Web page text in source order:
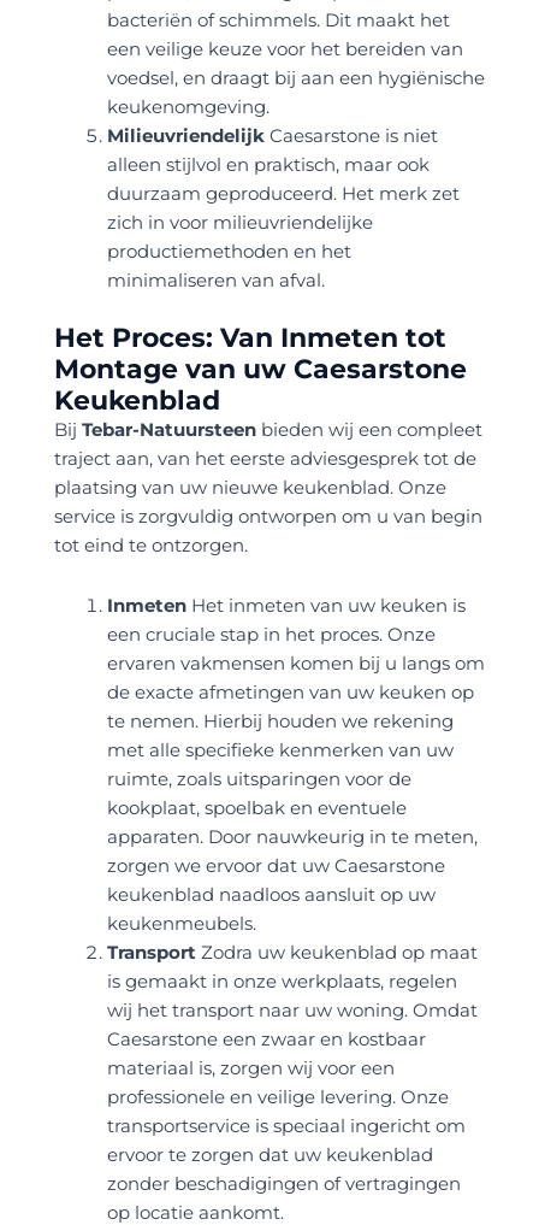
bacteriën of schimmels. Dit maakt het
een veilige keuze voor het bereiden van
voedsel, en draagt bij aan een hygiënische
keukenomgeving.
MilieuvriendelijkCaesarstone is niet
alleen stijlvol en praktisch, maar ook
duurzaam geproduceerd. Het merk zet
zich in voor milieuvriendelijke
productiemethoden en het
minimaliseren van afval.
Het Proces: Van Inmeten tot
Montage van uw Caesarstone
Keukenblad
Bij Tebar-Natuursteen bieden wij een compleet
traject aan, van het eerste adviesgesprek tot de
plaatsing van uw nieuwe keukenblad. Onze
service is zorgvuldig ontworpen om u van begin
tot eind te ontzorgen.
InmetenHet inmeten van uw keuken is
een cruciale stap in het proces. Onze
ervaren vakmensen komen bij u langs om
de exacte afmetingen van uw keuken op
te nemen. Hierbij houden we rekening
met alle specifieke kenmerken van uw
ruimte, zoals uitsparingen voor de
kookplaat, spoelbak en eventuele
apparaten. Door nauwkeurig in te meten,
zorgen we ervoor dat uw Caesarstone
keukenblad naadloos aansluit op uw
keukenmeubels.
TransportZodra uw keukenblad op maat
is gemaakt in onze werkplaats, regelen
wij het transport naar uw woning. Omdat
Caesarstone een zwaar en kostbaar
materiaal is, zorgen wij voor een
professionele en veilige levering. Onze
transportservice is speciaal ingericht om
ervoor te zorgen dat uw keukenblad
zonder beschadigingen of vertragingen
op locatie aankomt.